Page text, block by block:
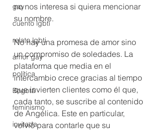
gay
cuento lgbti
relato lgbti
amor gay
política
Bogotá
feminismo
invitada
no nos interesa si quiera mencionar
su nombre.
No hay una promesa de amor sino
un compromiso de soledades. La
plataforma que media en el
intercambio crece gracias al tiempo
que invierten clientes como él que,
cada tanto, se suscribe al contenido
de Angélica. Este en particular,
volvió para contarle que su